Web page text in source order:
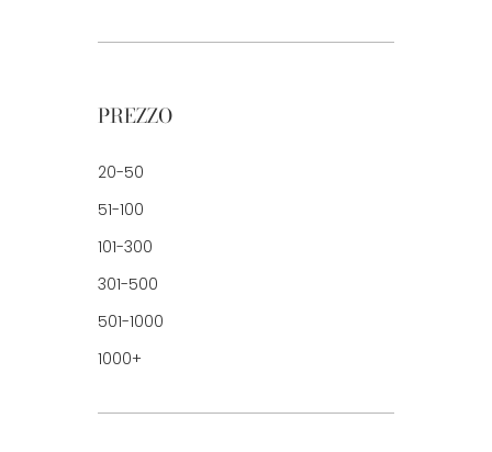
PREZZO
20-50
51-100
101-300
301-500
501-1000
1000+